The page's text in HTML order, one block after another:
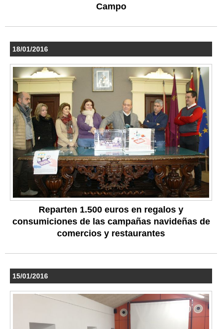
Campo
18/01/2016
Reparten 1.500 euros en regalos y
consumiciones de las campañas navideñas de
comercios y restaurantes
15/01/2016